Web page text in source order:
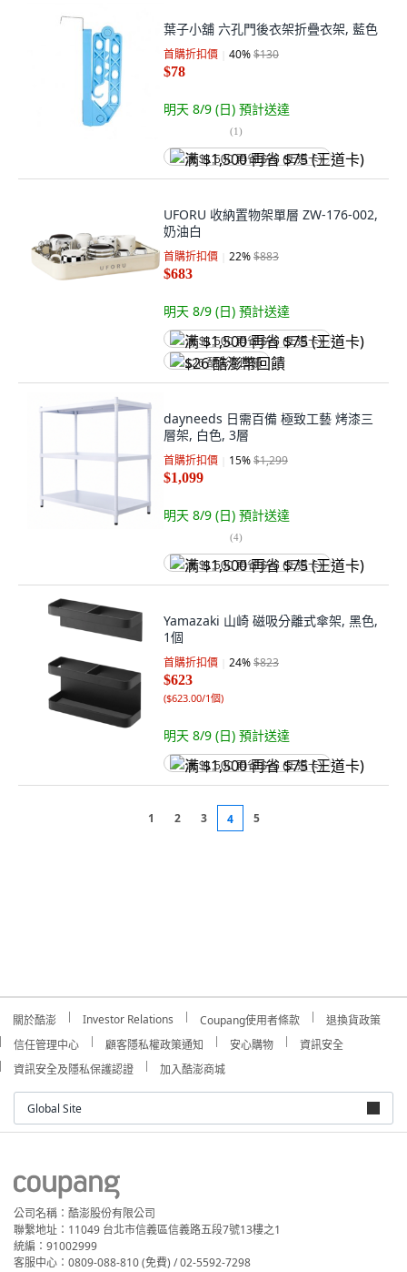
葉子小舖 六孔門後衣架折疊衣架, 藍色
首購折扣價 40%$130
$78
明天 8/9 (日) 預計送達
(1)
满 $1,500 再省 $75 (王道卡)
UFORU 收納置物架單層 ZW-176-002,
奶油白
首購折扣價 22%$883
$683
明天 8/9 (日) 預計送達
满 $1,500 再省 $75 (王道卡)
$26 酷澎幣回饋
dayneeds 日需百備 極致工藝 烤漆三
層架, 白色, 3層
首購折扣價 15%$1,299
$1,099
明天 8/9 (日) 預計送達
(4)
满 $1,500 再省 $75 (王道卡)
Yamazaki 山崎 磁吸分離式傘架, 黑色,
1個
首購折扣價 24%$823
$623
($623.00/1個)
明天 8/9 (日) 預計送達
满 $1,500 再省 $75 (王道卡)
1 2 3 4 5
關於酷澎 Investor Relations Coupang使用者條款
退換貨政策
信任管理中心
顧客隱私權政策通知 安心購物
資訊安全
資訊安全及隱私保護認證
加入酷澎商城
Global Site
公司名稱：酷澎股份有限公司
聯繫地址：11049 台北市信義區信義路五段7號13樓之1
統編：91002999
客服中心：0809-088-810 (免費) / 02-5592-7298